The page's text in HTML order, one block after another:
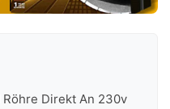
Direkt An 230v